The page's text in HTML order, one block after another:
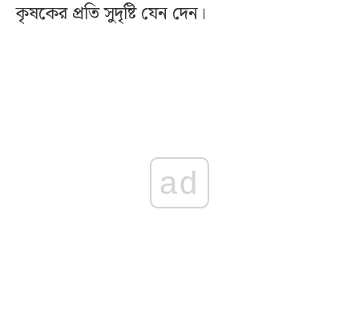
কৃষকের প্রতি সুদৃষ্টি যেন দেন।
ad